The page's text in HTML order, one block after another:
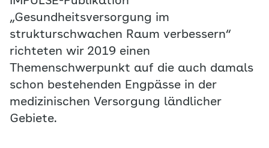
„Gesundheitsversorgung im
strukturschwachen Raum verbessern“
richteten wir 2019 einen
Themenschwerpunkt auf die auch damals
schon bestehenden Engpässe in der
medizinischen Versorgung ländlicher
Gebiete.